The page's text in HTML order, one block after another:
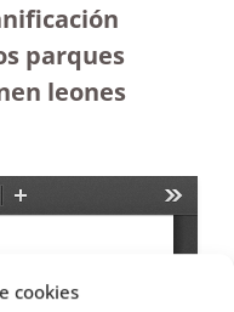
cookies
parques
leones